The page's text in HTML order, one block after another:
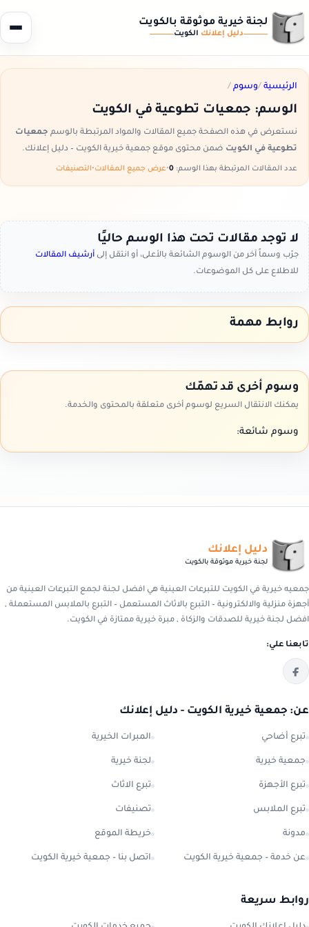
لجنة خيرية موثوقة بالكويت
دليل إعلانك الكويت
الرئيسية /وسوم /
الوسم: جمعيات تطوعية في الكويت
نستعرض في هذه الصفحة جميع المقالات والمواد المرتبطة بالوسم جمعيات
تطوعية في الكويت ضمن محتوى موقع جمعية خيرية الكويت – دليل إعلانك.
عدد المقالات المرتبطة بهذا الوسم: •عرض جميع المقالات•التصنيفات
لا توجد مقالات تحت هذا الوسم حاليًا
جرّب وسماً آخر من الوسوم الشائعة بالأعلى، أو انتقل إلى أرشيف المقالات
للاطلاع على كل الموضوعات.
روابط مهمة
وسوم أخرى قد تهمّك
يمكنك الانتقال السريع لوسوم أخرى متعلقة بالمحتوى والخدمة.
وسوم شائعة:
دليل إعلانك
لجنة خيرية موثوقة بالكويت
جمعيه خيرية في الكويت للتبرعات العينية هي افضل لجنة لجمع التبرعات العينية من
أجهزة منزلية والالكترونية – التبرع بالاثاث المستعمل – التبرع بالملابس المستعملة ,
افضل لجنة خيرية للصدقات والزكاة , مبرة خيرية ممتازة في الكويت.
تابعنا علي:
عن: جمعية خيرية الكويت - دليل إعلانك
تبرع أضاحي المبرات الخيرية
جمعية خيرية لجنة خيرية
تبرع الأجهزة تبرع الاثاث
تبرع الملابس تصنيفات
مدونة خريطة الموقع
عن خدمة – جمعية خيرية الكويت اتصل بنا – جمعية خيرية الكويت
روابط سريعة